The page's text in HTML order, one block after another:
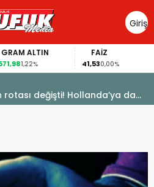
Giriş
Yap
GRAM ALTIN
1,22%
FAİZ
41,530,00%
değişti! Hollanda’ya da